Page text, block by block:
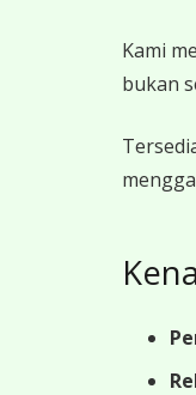
Kami
bukan